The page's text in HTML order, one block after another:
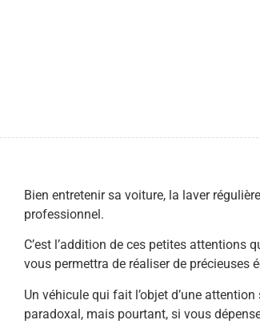
Bien entretenir sa voiture, la laver
professionnel.
C’est l’addition de ces petites attentions
vous permettra de réaliser de précieuses
Un véhicule qui fait l’objet d’une
paradoxal, mais pourtant, si vous